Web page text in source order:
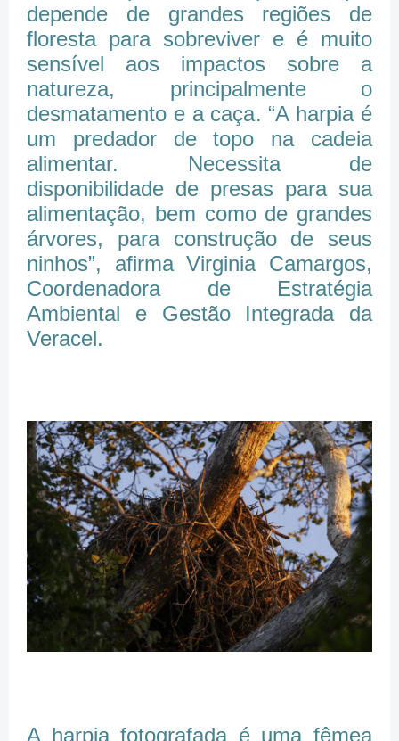
depende de grandes regiões de
floresta para sobreviver e é muito
sensível aos impactos sobre a
natureza, principalmente o
desmatamento e a caça. “A harpia é
um predador de topo na cadeia
alimentar. Necessita de
disponibilidade de presas para sua
alimentação, bem como de grandes
árvores, para construção de seus
ninhos”, afirma Virginia Camargos,
Coordenadora de Estratégia
Ambiental e Gestão Integrada da
Veracel.
A harpia fotografada é uma fêmea